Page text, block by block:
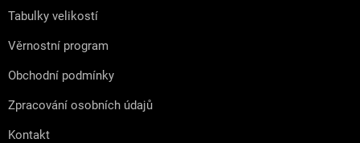
Tabulky velikostí
Věrnostní program
Obchodní podmínky
Zpracování osobních údajů
Kontakt